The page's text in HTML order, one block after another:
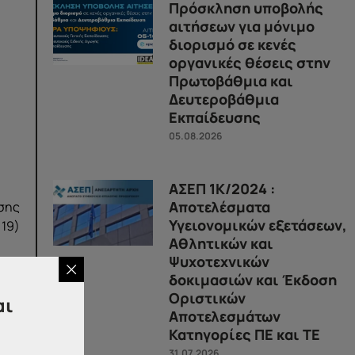
Πρόσκληση υποβολής
αιτήσεων για μόνιμο
διορισμό σε κενές
οργανικές θέσεις στην
Πρωτοβάθμια και
Δευτεροβάθμια
Εκπαίδευσης
05.08.2026
ΑΣΕΠ 1Κ/2024 :
Αποτελέσματα
Υγειονομικών εξετάσεων,
Αθλητικών και
Ψυχοτεχνικών
δοκιμασιών και Έκδοση
Οριστικών
Αποτελεσμάτων
Κατηγορίες ΠΕ και ΤΕ